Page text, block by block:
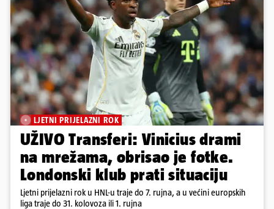
LJETNI PRIJELAZNI ROK
UŽIVO Transferi: Vinicius drami
na mrežama, obrisao je fotke.
Londonski klub prati situaciju
Ljetni prijelazni rok u HNL-u traje do 7. rujna, a u većini europskih
liga traje do 31. kolovoza ili 1. rujna